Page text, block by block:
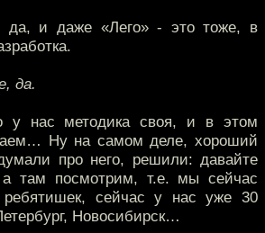
да, и даже «Лего» - это тоже, в
да.
у нас методика своя, и в этом
Ну на самом деле, хороший
про него, решили: давайте
там посмотрим, т.е. мы сейчас
ребятишек, сейчас у нас уже 30
Новосибирск…